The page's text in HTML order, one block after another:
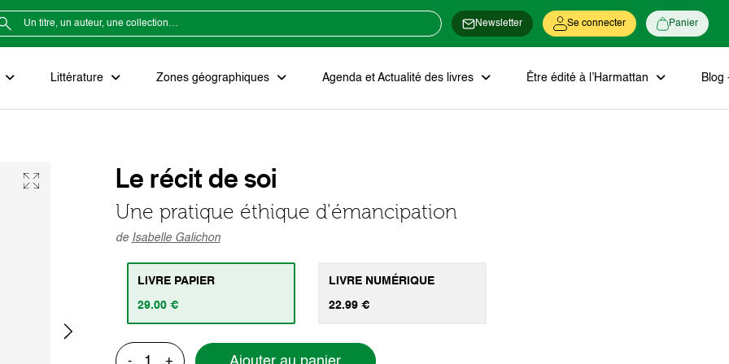
Newsletter Se connecter Panier
Littérature Zones géographiques Agenda et Actualité des livres Être édité à l’Harmattan Blog
Le récit de soi
Une pratique éthique d'émancipation
de Isabelle Galichon
LIVRE PAPIER
29.00 €
LIVRE NUMÉRIQUE
22.99 €
- +